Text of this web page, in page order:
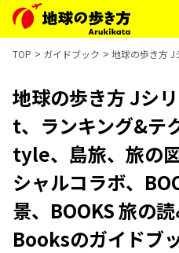
TOP ガイドブック 地球の歩き方 J
地球の歩き方 Jシ
t、ランキング&テ
tyle、島旅、旅の
シャルコラボ、
景、BOOKS 旅の
Booksのガイドブ